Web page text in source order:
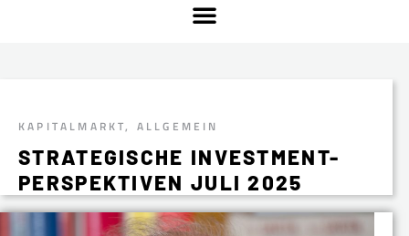
KAPITALMARKT, ALLGEMEIN
STRATEGISCHE INVESTMENT-
PERSPEKTIVEN JULI 2025